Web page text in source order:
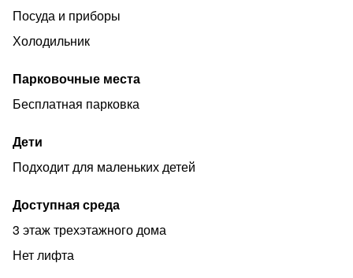
Посуда и приборы
Холодильник
Парковочные места
Бесплатная парковка
Дети
Подходит для маленьких детей
Доступная среда
3 этаж трехэтажного дома
Нет лифта